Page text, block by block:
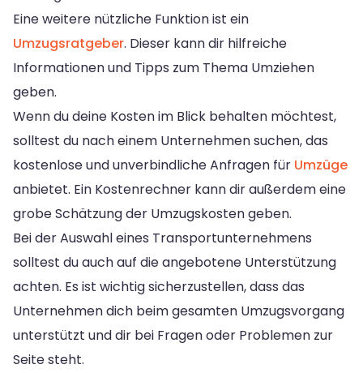
Eine weitere nützliche Funktion ist ein
Umzugsratgeber. Dieser kann dir hilfreiche
Informationen und Tipps zum Thema Umziehen
geben.
Wenn du deine Kosten im Blick behalten möchtest,
solltest du nach einem Unternehmen suchen, das
kostenlose und unverbindliche Anfragen für Umzüge
anbietet. Ein Kostenrechner kann dir außerdem eine
grobe Schätzung der Umzugskosten geben.
Bei der Auswahl eines Transportunternehmens
solltest du auch auf die angebotene Unterstützung
achten. Es ist wichtig sicherzustellen, dass das
Unternehmen dich beim gesamten Umzugsvorgang
unterstützt und dir bei Fragen oder Problemen zur
Seite steht.